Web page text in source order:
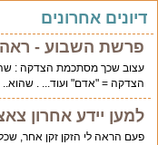
אחרונים
פרשת השבוע - ראה
עצוב שכך מסתכמת הצדקה :
הצדקה = "אדם" ועוד... . שהוא..
למען יידע אחרון
פעם הראה לי הזקן זקן אחר, שכל